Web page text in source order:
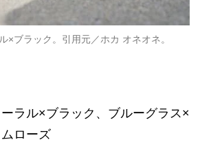
×ブラック。引用元／ホカ オネオネ。
ラル×ブラック、ブルーグラス×
ローズ